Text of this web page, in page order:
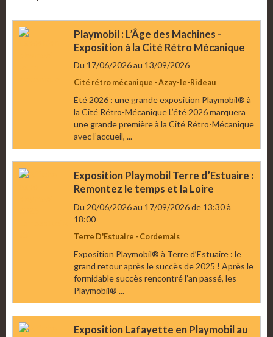
Playmobil : L’Âge des Machines -
Exposition à la Cité Rétro Mécanique
Du 17/06/2026au 13/09/2026
Cité rétro mécanique - Azay-le-Rideau
Été 2026 : une grande exposition Playmobil® à
la Cité Rétro-Mécanique L’été 2026 marquera
une grande première à la Cité Rétro-Mécanique
avec l’accueil, ...
Exposition Playmobil Terre d’Estuaire :
Remontez le temps et la Loire
Du 20/06/2026au 17/09/2026de 13:30à
18:00
Terre D'Estuaire - Cordemais
Exposition Playmobil® à Terre d’Estuaire : le
grand retour après le succès de 2025 ! Après le
formidable succès rencontré l’an passé, les
Playmobil® ...
Exposition Lafayette en Playmobil au